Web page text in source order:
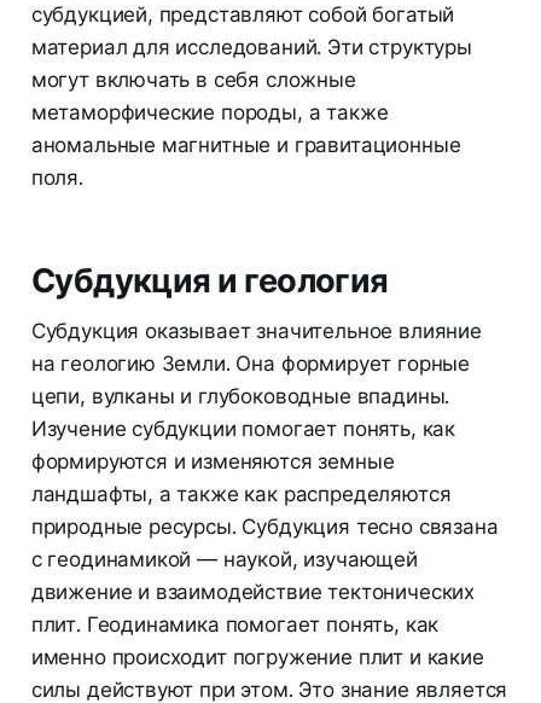
субдукцией, представляют собой богатый
материал для исследований. Эти структуры
могут включать в себя сложные
метаморфические породы, а также
аномальные магнитные и гравитационные
поля.
Субдукция и геология
Субдукция оказывает значительное влияние
на геологию Земли. Она формирует горные
цепи, вулканы и глубоководные впадины.
Изучение субдукции помогает понять, как
формируются и изменяются земные
ландшафты, а также как распределяются
природные ресурсы. Субдукция тесно связана
с геодинамикой — наукой, изучающей
движение и взаимодействие тектонических
плит. Геодинамика помогает понять, как
именно происходит погружение плит и какие
силы действуют при этом. Это знание является